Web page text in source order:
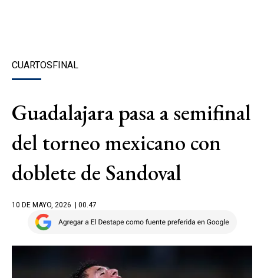
CUARTOSFINAL
Guadalajara pasa a semifinal
del torneo mexicano con
doblete de Sandoval
10 DE MAYO, 2026 | 00.47